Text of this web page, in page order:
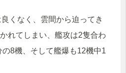
くなく、雲間から迫ってき
れてしまい、艦攻は2隻合わ
8機、そして艦爆も12機中1